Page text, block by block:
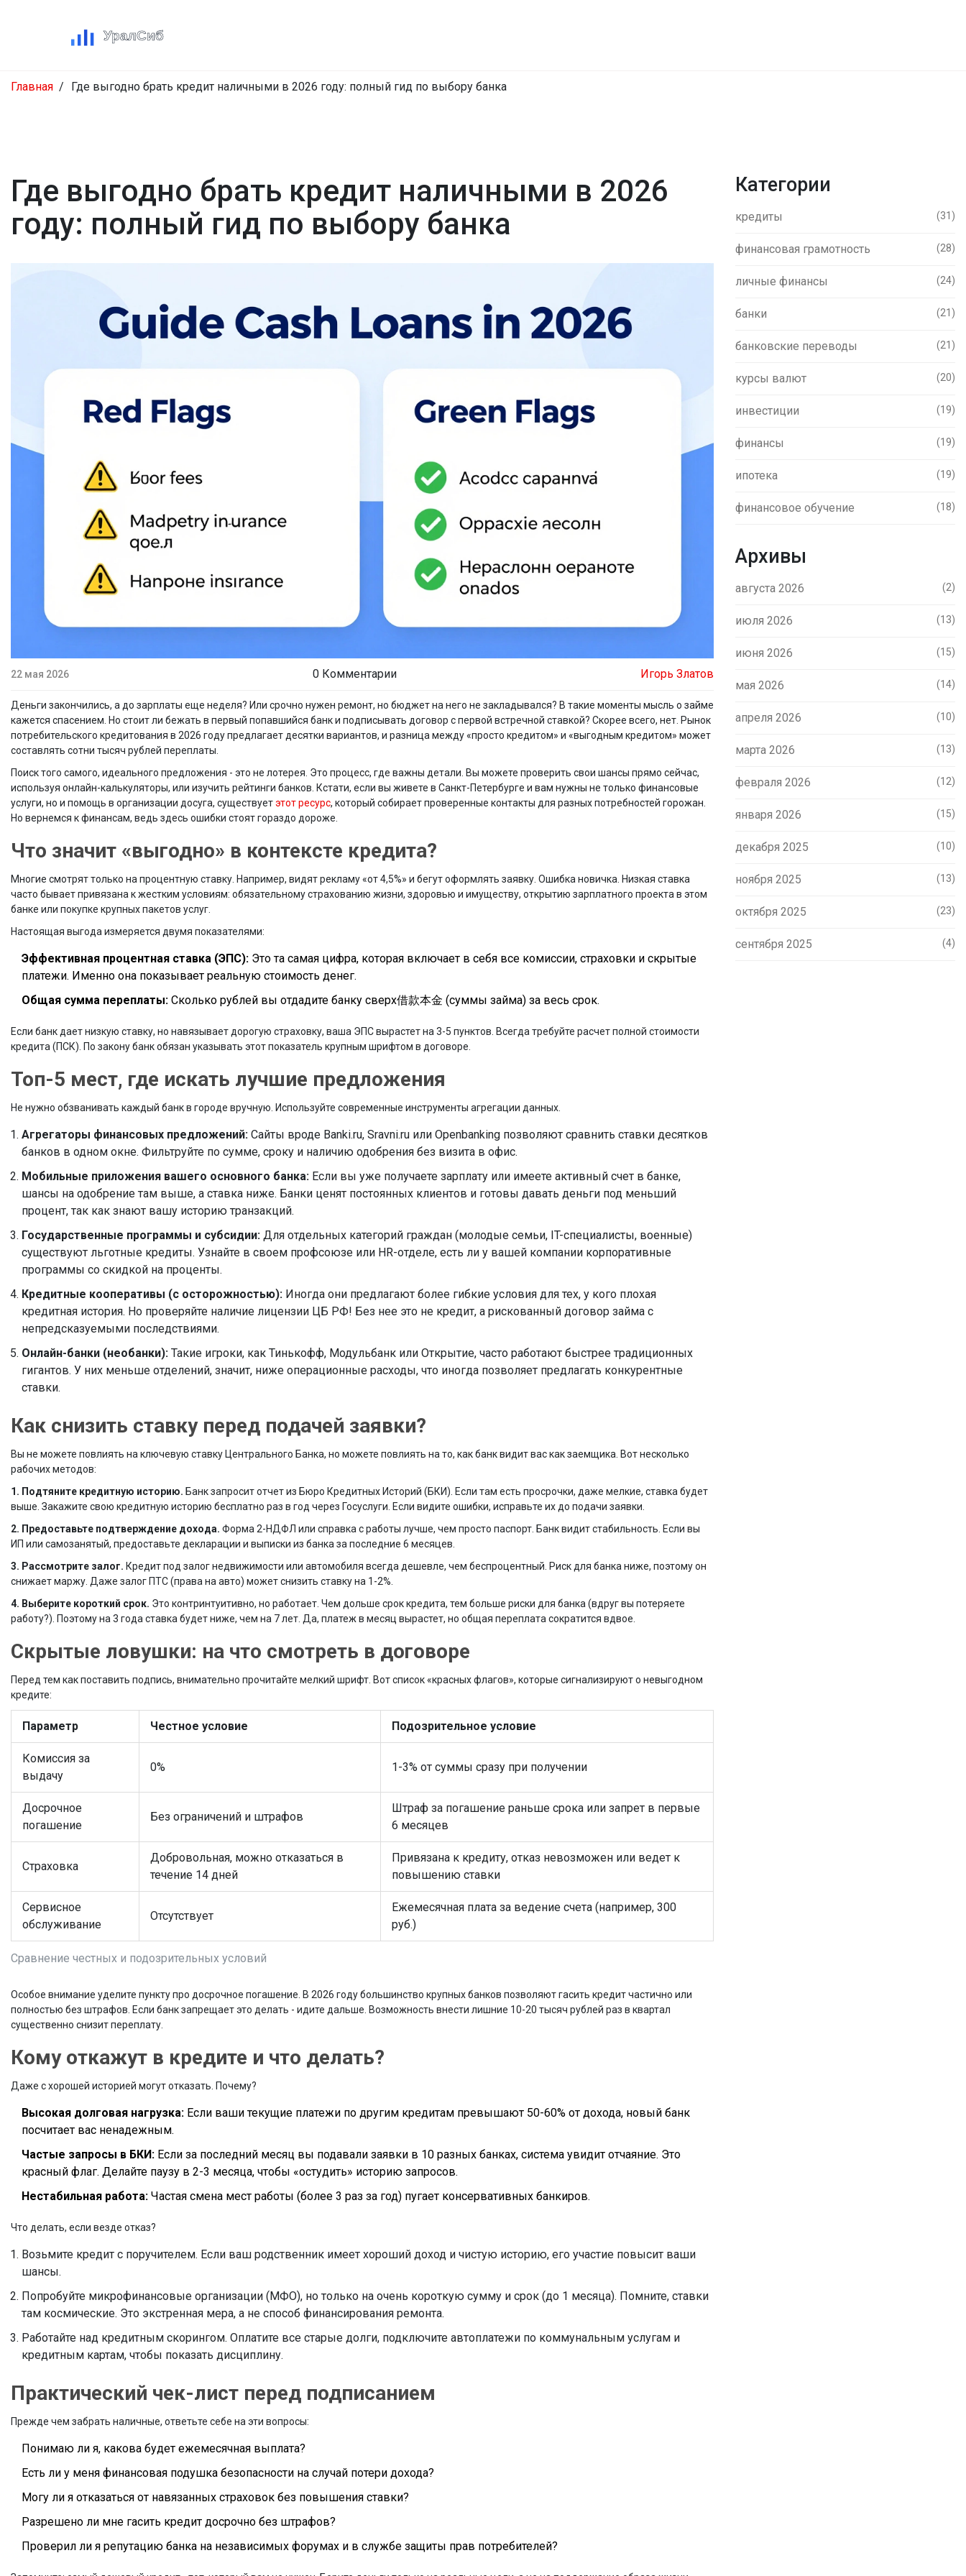
Главная Где выгодно брать кредит наличными в 2026 году: полный гид по выбору банка
Где выгодно брать кредит наличными в 2026
году: полный гид по выбору банка
22 мая 2026 0 Комментарии Игорь Златов
Деньги закончились, а до зарплаты еще неделя? Или срочно нужен ремонт, но бюджет на него не закладывался? В такие моменты мысль о займе
кажется спасением. Но стоит ли бежать в первый попавшийся банк и подписывать договор с первой встречной ставкой? Скорее всего, нет. Рынок
потребительского кредитования в 2026 году предлагает десятки вариантов, и разница между «просто кредитом» и «выгодным кредитом» может
составлять сотни тысяч рублей переплаты.
Поиск того самого, идеального предложения - это не лотерея. Это процесс, где важны детали. Вы можете проверить свои шансы прямо сейчас,
используя онлайн-калькуляторы, или изучить рейтинги банков. Кстати, если вы живете в Санкт-Петербурге и вам нужны не только финансовые
услуги, но и помощь в организации досуга, существуетэтот ресурс, который собирает проверенные контакты для разных потребностей горожан.
Но вернемся к финансам, ведь здесь ошибки стоят гораздо дороже.
Что значит «выгодно» в контексте кредита?
Многие смотрят только на процентную ставку. Например, видят рекламу «от 4,5%» и бегут оформлять заявку. Ошибка новичка. Низкая ставка
часто бывает привязана к жестким условиям: обязательному страхованию жизни, здоровью и имуществу, открытию зарплатного проекта в этом
банке или покупке крупных пакетов услуг.
Настоящая выгода измеряется двумя показателями:
Эффективная процентная ставка (ЭПС): Это та самая цифра, которая включает в себя все комиссии, страховки и скрытые
платежи. Именно она показывает реальную стоимость денег.
Общая сумма переплаты: Сколько рублей вы отдадите банку сверх借款本金 (суммы займа) за весь срок.
Если банк дает низкую ставку, но навязывает дорогую страховку, ваша ЭПС вырастет на 3-5 пунктов. Всегда требуйте расчет полной стоимости
кредита (ПСК). По закону банк обязан указывать этот показатель крупным шрифтом в договоре.
Топ-5 мест, где искать лучшие предложения
Не нужно обзванивать каждый банк в городе вручную. Используйте современные инструменты агрегации данных.
Агрегаторы финансовых предложений: Сайты вроде Banki.ru, Sravni.ru или Openbanking позволяют сравнить ставки десятков
банков в одном окне. Фильтруйте по сумме, сроку и наличию одобрения без визита в офис.
Мобильные приложения вашего основного банка: Если вы уже получаете зарплату или имеете активный счет в банке,
шансы на одобрение там выше, а ставка ниже. Банки ценят постоянных клиентов и готовы давать деньги под меньший
процент, так как знают вашу историю транзакций.
Государственные программы и субсидии: Для отдельных категорий граждан (молодые семьи, IT-специалисты, военные)
существуют льготные кредиты. Узнайте в своем профсоюзе или HR-отделе, есть ли у вашей компании корпоративные
программы со скидкой на проценты.
Кредитные кооперативы (с осторожностью): Иногда они предлагают более гибкие условия для тех, у кого плохая
кредитная история. Но проверяйте наличие лицензии ЦБ РФ! Без нее это не кредит, а рискованный договор займа с
непредсказуемыми последствиями.
Онлайн-банки (необанки): Такие игроки, как Тинькофф, Модульбанк или Открытие, часто работают быстрее традиционных
гигантов. У них меньше отделений, значит, ниже операционные расходы, что иногда позволяет предлагать конкурентные
ставки.
Как снизить ставку перед подачей заявки?
Вы не можете повлиять на ключевую ставку Центрального Банка, но можете повлиять на то, как банк видит вас как заемщика. Вот несколько
рабочих методов:
1. Подтяните кредитную историю. Банк запросит отчет из Бюро Кредитных Историй (БКИ). Если там есть просрочки, даже мелкие, ставка будет
выше. Закажите свою кредитную историю бесплатно раз в год через Госуслуги. Если видите ошибки, исправьте их до подачи заявки.
2. Предоставьте подтверждение дохода. Форма 2-НДФЛ или справка с работы лучше, чем просто паспорт. Банк видит стабильность. Если вы
ИП или самозанятый, предоставьте декларации и выписки из банка за последние 6 месяцев.
3. Рассмотрите залог. Кредит под залог недвижимости или автомобиля всегда дешевле, чем беспроцентный. Риск для банка ниже, поэтому он
снижает маржу. Даже залог ПТС (права на авто) может снизить ставку на 1-2%.
4. Выберите короткий срок. Это контринтуитивно, но работает. Чем дольше срок кредита, тем больше риски для банка (вдруг вы потеряете
работу?). Поэтому на 3 года ставка будет ниже, чем на 7 лет. Да, платеж в месяц вырастет, но общая переплата сократится вдвое.
Скрытые ловушки: на что смотреть в договоре
Перед тем как поставить подпись, внимательно прочитайте мелкий шрифт. Вот список «красных флагов», которые сигнализируют о невыгодном
кредите:
Сравнение честных и подозрительных условий
Параметр Честное условие Подозрительное условие
Комиссия за
выдачу
0% 1-3% от суммы сразу при получении
Досрочное
погашение
Без ограничений и штрафов
Штраф за погашение раньше срока или запрет в первые
6 месяцев
Страховка
Добровольная, можно отказаться в
течение 14 дней
Привязана к кредиту, отказ невозможен или ведет к
повышению ставки
Сервисное
обслуживание
Отсутствует
Ежемесячная плата за ведение счета (например, 300
руб.)
Особое внимание уделите пункту про досрочное погашение. В 2026 году большинство крупных банков позволяют гасить кредит частично или
полностью без штрафов. Если банк запрещает это делать - идите дальше. Возможность внести лишние 10-20 тысяч рублей раз в квартал
существенно снизит переплату.
Кому откажут в кредите и что делать?
Даже с хорошей историей могут отказать. Почему?
Высокая долговая нагрузка: Если ваши текущие платежи по другим кредитам превышают 50-60% от дохода, новый банк
посчитает вас ненадежным.
Частые запросы в БКИ: Если за последний месяц вы подавали заявки в 10 разных банках, система увидит отчаяние. Это
красный флаг. Делайте паузу в 2-3 месяца, чтобы «остудить» историю запросов.
Нестабильная работа: Частая смена мест работы (более 3 раз за год) пугает консервативных банкиров.
Что делать, если везде отказ?
Возьмите кредит с поручителем. Если ваш родственник имеет хороший доход и чистую историю, его участие повысит ваши
шансы.
Попробуйте микрофинансовые организации (МФО), но только на очень короткую сумму и срок (до 1 месяца). Помните, ставки
там космические. Это экстренная мера, а не способ финансирования ремонта.
Работайте над кредитным скорингом. Оплатите все старые долги, подключите автоплатежи по коммунальным услугам и
кредитным картам, чтобы показать дисциплину.
Практический чек-лист перед подписанием
Прежде чем забрать наличные, ответьте себе на эти вопросы:
Понимаю ли я, какова будет ежемесячная выплата?
Есть ли у меня финансовая подушка безопасности на случай потери дохода?
Могу ли я отказаться от навязанных страховок без повышения ставки?
Разрешено ли мне гасить кредит досрочно без штрафов?
Проверил ли я репутацию банка на независимых форумах и в службе защиты прав потребителей?
Категории
кредиты (31)
финансовая грамотность (28)
личные финансы (24)
банки (21)
банковские переводы (21)
курсы валют (20)
инвестиции (19)
финансы (19)
ипотека (19)
финансовое обучение (18)
Архивы
августа 2026 (2)
июля 2026 (13)
июня 2026 (15)
мая 2026 (14)
апреля 2026 (10)
марта 2026 (13)
февраля 2026 (12)
января 2026 (15)
декабря 2025 (10)
ноября 2025 (13)
октября 2025 (23)
сентября 2025 (4)